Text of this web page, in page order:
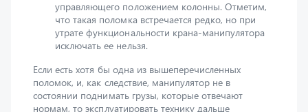
исключать ее нельзя.
Если есть хотя бы одна из вышеперечисленных
поломок, и, как следствие, манипулятор не в
состоянии поднимать грузы, которые отвечают
нормам, то эксплуатировать технику дальше
запрещено. Вначале необходимо уточнить причины
неисправности, а затем провести ремонт.